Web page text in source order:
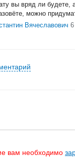
вы вряд ли будете,
можно
Вячеславович
вам необходимо